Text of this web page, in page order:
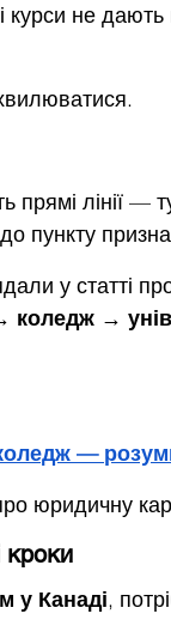
не дають
прямі лінії —
пункту
у статті
коледж →
—
юридичну
кроки
у Канаді,